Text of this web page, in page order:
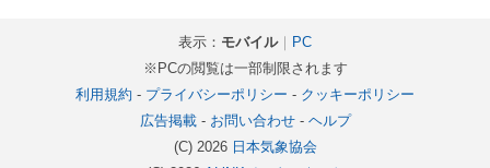
表示： モバイル｜
PC
※PCの閲覧は一部制限されます
利用規約 - プライバシーポリシー - クッキーポリシー
広告掲載- お問い合わせ- ヘルプ
(C) 2026 日本気象協会